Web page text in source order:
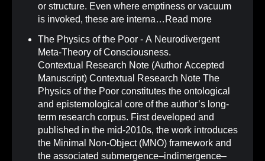
or structure. Even where emptiness or vacuum
is invoked, these are interna… Read more
The Physics of the Poor - A Neurodivergent
Meta-Theory of Consciousness.
Contextual Research Note (Author Accepted
Manuscript) Contextual Research Note The
Physics of the Poor constitutes the ontological
and epistemological core of the author’s long-
term research corpus. First developed and
published in the mid-2010s, the work introduces
the Minimal Non-Object (MNO) framework and
the associated submergence–indimergence–